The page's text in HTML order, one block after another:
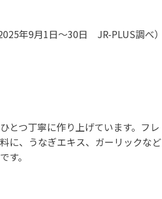
どを取り揃えたサイトです。
年9月1日～30日 JR-PLUS調べ）
とつ丁寧に作り上げています。フレ
に、うなぎエキス、ガーリックなど
す。